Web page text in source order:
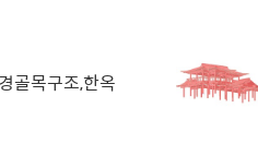
골목구조,한옥